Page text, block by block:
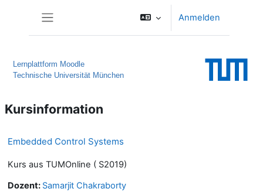
Anmelden
Lernplattform Moodle
Technische Universität München
Kursinformation
Embedded Control Systems
Kurs aus TUMOnline ( S2019)
Dozent: Samarjit Chakraborty